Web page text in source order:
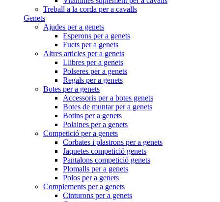
Treball a la corda per a cavalls
Genets
Ajudes per a genets
Esperons per a genets
Fuets per a genets
Altres articles per a genets
Llibres per a genets
Polseres per a genets
Regals per a genets
Botes per a genets
Accessoris per a botes genets
Botes de muntar per a genets
Botins per a genets
Polaines per a genets
Competició per a genets
Corbates i plastrons per a genets
Jaquetes competició genets
Pantalons competició genets
Plomalls per a genets
Polos per a genets
Complements per a genets
Cinturons per a genets